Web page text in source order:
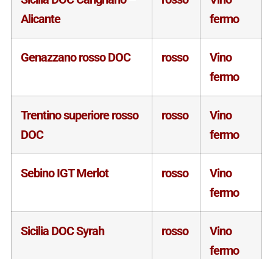
Alicante
fermo
Genazzano rosso DOC rosso
Vino
fermo
Trentino superiore rosso
DOC
rosso
Vino
fermo
Sebino IGT Merlot rosso
Vino
fermo
Sicilia DOC Syrah rosso
Vino
fermo